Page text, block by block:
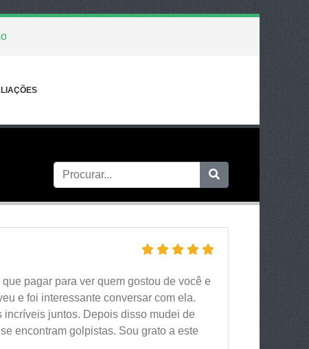
pagar para ver quem gostou de você e
e foi interessante conversar com ela.
juntos. Depois disso mudei de
encontram golpistas. Sou grato a este